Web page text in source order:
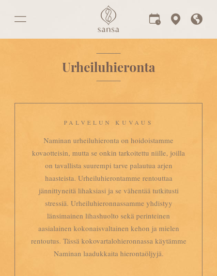
Urheiluhieronta
PALVELUN KUVAUS
Naminan urheiluhieronta on hoidoistamme
kovaotteisin, mutta se onkin tarkoitettu niille, joilla
on tavallista suurempi tarve palautua arjen
haasteista. Urheiluhierontamme rentouttaa
jännittyneitä lihaksiasi ja se vähentää tutkitusti
stressiä. Urheiluhieronnassamme yhdistyy
länsimainen lihashuolto sekä perinteinen
aasialainen kokonaisvaltainen kehon ja mielen
rentoutus. Tässä kokovartalohieronnassa käytämme
Naminan laadukkaita hierontaöljyjä.